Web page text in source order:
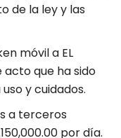
de la ley y las
móvil a EL
acto que ha sido
y cuidados.
a terceros
por día.